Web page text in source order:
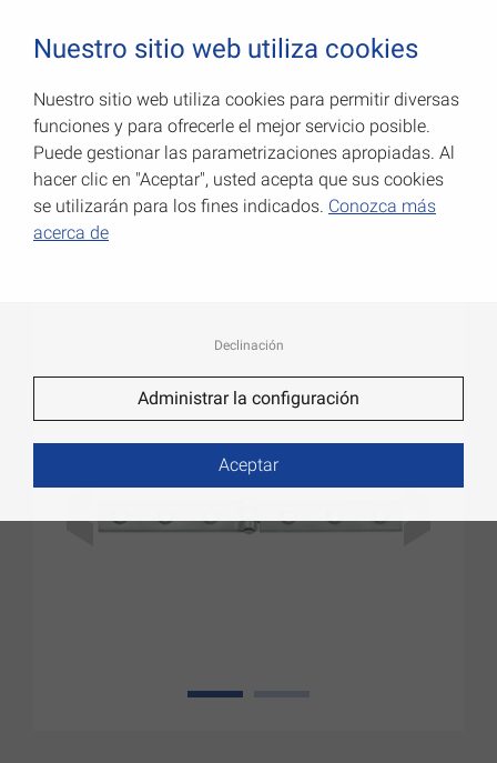
Bisagras de perfil de
cerrajero
Número de art.: 000007200Z
1
Nuestro sitio web utiliza cookies
Nuestro sitio web utiliza cookies para permitir diversas
funciones y para ofrecerle el mejor servicio posible.
Puede gestionar las parametrizaciones apropiadas. Al
hacer clic en "Aceptar", usted acepta que sus cookies
se utilizarán para los fines indicados. Conozca más
acerca de
Declinación
Administrar la configuración
Aceptar